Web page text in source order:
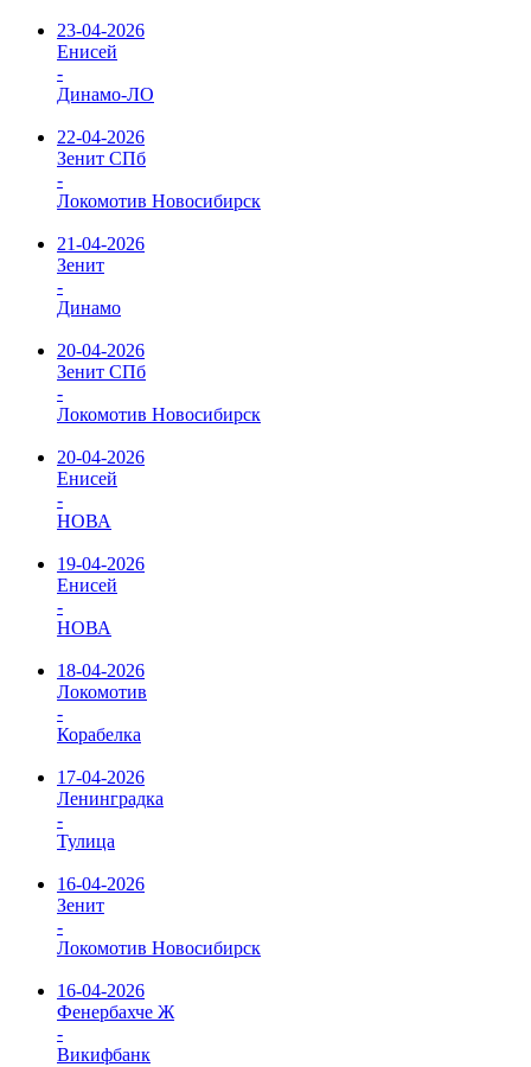
23-04-2026
Енисей
-
Динамо-ЛО
22-04-2026
Зенит СПб
-
Локомотив Новосибирск
21-04-2026
Зенит
-
Динамо
20-04-2026
Зенит СПб
-
Локомотив Новосибирск
20-04-2026
Енисей
-
НОВА
19-04-2026
Енисей
-
НОВА
18-04-2026
Локомотив
-
Корабелка
17-04-2026
Ленинградка
-
Тулица
16-04-2026
Зенит
-
Локомотив Новосибирск
16-04-2026
Фенербахче Ж
-
Викифбанк